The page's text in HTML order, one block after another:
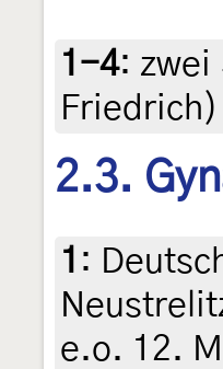
1-4: zwei
Friedrich)
2.3.
1 :
e.o. 12.